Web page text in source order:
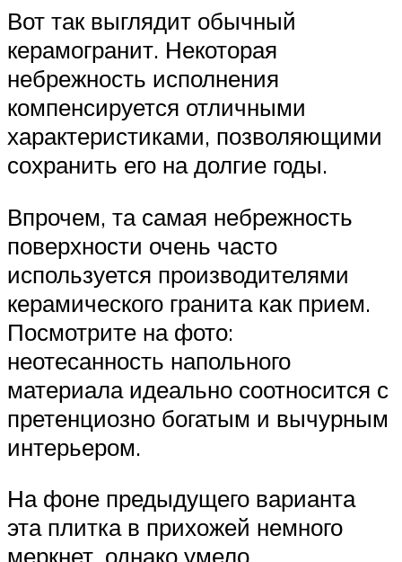
Вот так выглядит обычный
керамогранит. Некоторая
небрежность исполнения
компенсируется отличными
характеристиками, позволяющими
сохранить его на долгие годы.
Впрочем, та самая небрежность
поверхности очень часто
используется производителями
керамического гранита как прием.
Посмотрите на фото:
неотесанность напольного
материала идеально соотносится с
претенциозно богатым и вычурным
интерьером.
На фоне предыдущего варианта
эта плитка в прихожей немного
меркнет, однако умело